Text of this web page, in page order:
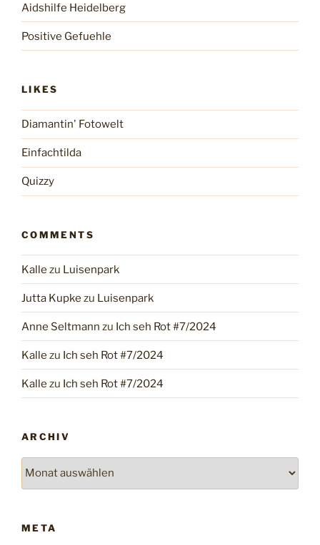
Aidshilfe Heidelberg
Positive Gefuehle
LIKES
Diamantin' Fotowelt
Einfachtilda
Quizzy
COMMENTS
Kalle zu Luisenpark
Jutta Kupke zu Luisenpark
Anne Seltmann zu Ich seh Rot #7/2024
Kalle zu Ich seh Rot #7/2024
Kalle zu Ich seh Rot #7/2024
ARCHIV
META